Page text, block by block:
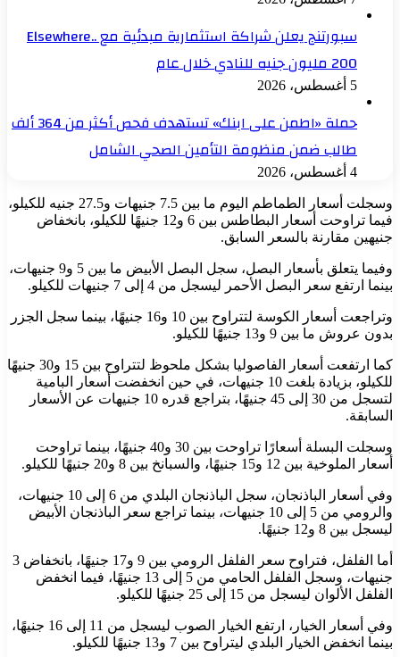
سبورتنج يعلن شراكة استثمارية مبدئية مع Elsewhere..
200 مليون جنيه للنادي خلال عام
5 أغسطس، 2026
حملة «اطمن على ابنك» تستهدف فحص أكثر من 364 ألف
طالب ضمن منظومة التأمين الصحي الشامل
4 أغسطس، 2026
وسجلت أسعار الطماطم اليوم ما بين 7.5 جنيهات و27.5 جنيه للكيلو،
فيما تراوحت أسعار البطاطس بين 6 و12 جنيهًا للكيلو، بانخفاض
جنيهين مقارنة بالسعر السابق.
وفيما يتعلق بأسعار البصل، سجل البصل الأبيض ما بين 5 و9 جنيهات،
بينما ارتفع سعر البصل الأحمر ليسجل من 4 إلى 7 جنيهات للكيلو.
وتراجعت أسعار الكوسة لتتراوح بين 10 و16 جنيهًا، بينما سجل الجزر
بدون عروش ما بين 9 و13 جنيهًا للكيلو.
كما ارتفعت أسعار الفاصوليا بشكل ملحوظ لتتراوح بين 15 و30 جنيهًا
للكيلو، بزيادة بلغت 10 جنيهات، في حين انخفضت أسعار البامية
لتسجل من 30 إلى 45 جنيهًا، بتراجع قدره 10 جنيهات عن الأسعار
السابقة.
وسجلت البسلة أسعارًا تراوحت بين 30 و40 جنيهًا، بينما تراوحت
أسعار الملوخية بين 12 و15 جنيهًا، والسبانخ بين 8 و20 جنيهًا للكيلو.
وفي أسعار الباذنجان، سجل الباذنجان البلدي من 6 إلى 10 جنيهات،
والرومي من 5 إلى 10 جنيهات، بينما تراجع سعر الباذنجان الأبيض
ليسجل بين 8 و12 جنيهًا.
أما الفلفل، فتراوح سعر الفلفل الرومي بين 9 و17 جنيهًا، بانخفاض 3
جنيهات، وسجل الفلفل الحامي من 5 إلى 13 جنيهًا، فيما انخفض
الفلفل الألوان ليسجل من 15 إلى 25 جنيهًا للكيلو.
وفي أسعار الخيار، ارتفع الخيار الصوب ليسجل من 11 إلى 16 جنيهًا،
بينما انخفض الخيار البلدي ليتراوح بين 7 و13 جنيهًا للكيلو.